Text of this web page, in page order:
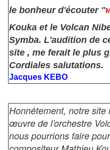
le bonheur d'écouter "
Kouka et le Volcan
Symba. L'audition de
site , me ferait le plus
Cordiales salutations.
Jacques KEBO
Honnêtement, notre site
œuvre de l’orchestre
nous pourrions faire